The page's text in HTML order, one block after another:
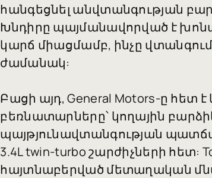
հանգեցնել անվտանգության
Խնդիրը պայմանավորված է
կարճ միացմամբ, ինչը
ժամանակ:
Բացի այդ, General Motors-ը հետ է
բեռնատարները՝ կողային
պայթյունավտանգության
3.4L twin-turbo շարժիչների հետ:
հայտնաբերված մետաղական